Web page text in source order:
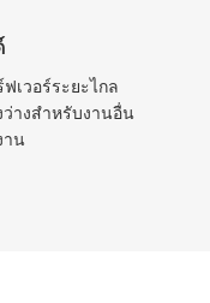
เวอร์ระยะไกล
างสำหรับงานอื่น
าน